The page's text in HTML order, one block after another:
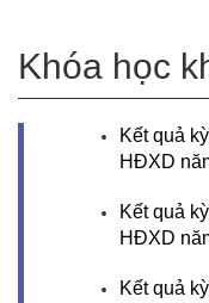
Khóa học
Kết quả
HĐXD
Kết quả
HĐXD
Kết quả